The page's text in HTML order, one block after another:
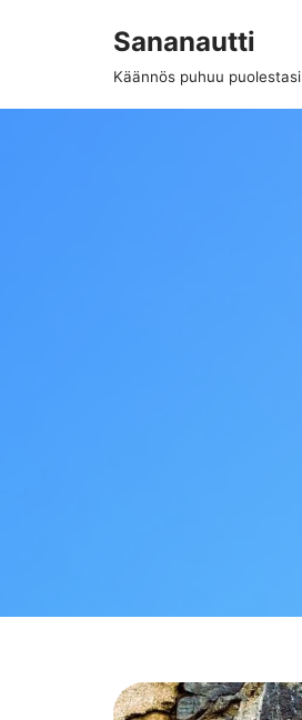
Sananautti
Käännös puhuu puolestasi